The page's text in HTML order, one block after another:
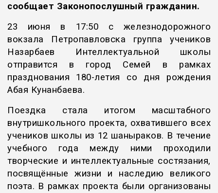
сообщает Законопослушный гражданин.
23 июня в 17:50 с железнодорожного
вокзала Петропавловска группа учеников
Назарбаев Интеллектуальной школы
отправится в город Семей в рамках
празднования 180-летия со дня рождения
Абая Кунанбаева.
Поездка стала итогом масштабного
внутришкольного проекта, охватившего всех
учеников школы из 12 шаныраков. В течение
учебного года между ними проходили
творческие и интеллектуальные состязания,
посвящённые жизни и наследию великого
поэта. В рамках проекта были организованы